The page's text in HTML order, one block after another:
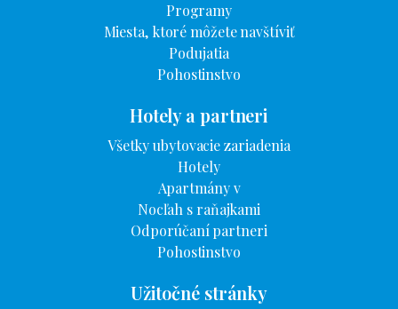
Programy
Miesta, ktoré môžete navštíviť
Podujatia
Pohostinstvo
Hotely a partneri
Všetky ubytovacie zariadenia
Hotely
Apartmány v
Nocľah s raňajkami
Odporúčaní partneri
Pohostinstvo
Užitočné stránky